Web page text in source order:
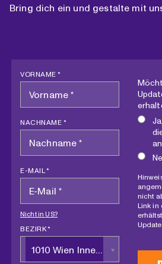
Bring dich ein und gestalte mit
VORNAME *
NACHNAME *
E-MAIL *
Nicht inUS?
BEZIRK *
1010 Wien Innere Stadt
an
nicht
Link in